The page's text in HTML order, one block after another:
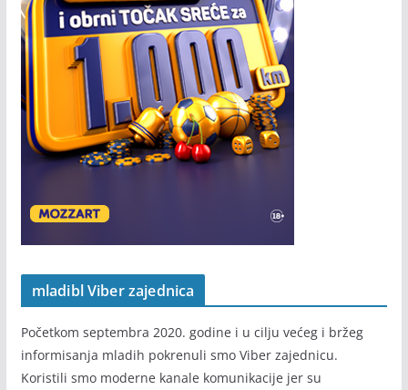
mladibl Viber zajednica
Početkom septembra 2020. godine i u cilju većeg i bržeg
informisanja mladih pokrenuli smo Viber zajednicu.
Koristili smo moderne kanale komunikacije jer su